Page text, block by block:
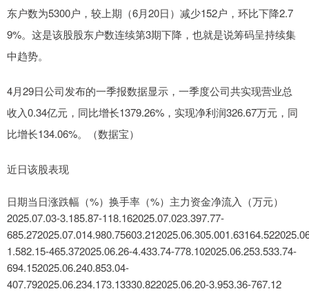
东户数为5300户，较上期（6月20日）减少152户，环比下降2.7
9%。这是该股股东户数连续第3期下降，也就是说筹码呈持续集
中趋势。
4月29日公司发布的一季报数据显示，一季度公司共实现营业总
收入0.34亿元，同比增长1379.26%，实现净利润326.67万元，同
比增长134.06%。（数据宝）
近日该股表现
日期当日涨跌幅（%）换手率（%）主力资金净流入（万元）
2025.07.03-3.185.87-118.162025.07.023.397.77-
1.582.15-465.372025.06.26-4.433.74-778.102025.06.253.533.74-
694.152025.06.240.853.04-
407.792025.06.234.173.13330.822025.06.20-3.953.36-767.12